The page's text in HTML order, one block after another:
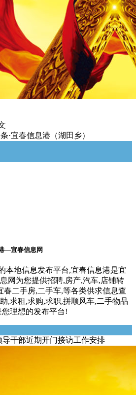
·宜春信息港（湖田乡）
—宜春信息网
本地信息发布平台,宜春信息港是宜
网为您提供招聘,房产,汽车,店铺转
春二手房,二手车,等各类供求信息查
,求租,求购,求职,拼顺风车,二手物品
理想的发布平台!
干部近期开门接访工作安排